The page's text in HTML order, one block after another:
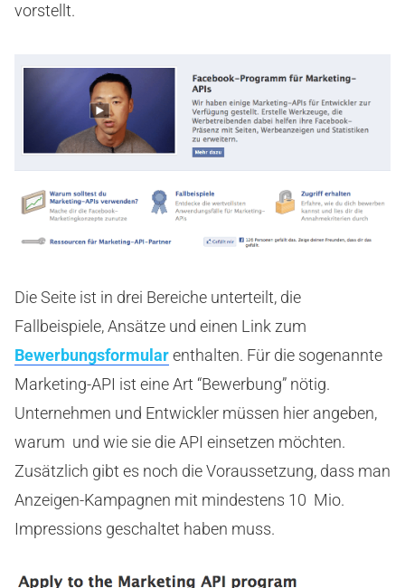
vorstellt.
Die Seite ist in drei Bereiche unterteilt, die
Fallbeispiele, Ansätze und einen Link zum
Bewerbungsformularenthalten. Für die sogenannte
Marketing-API ist eine Art “Bewerbung” nötig.
Unternehmen und Entwickler müssen hier angeben,
warum und wie sie die API einsetzen möchten.
Zusätzlich gibt es noch die Voraussetzung, dass man
Anzeigen-Kampagnen mit mindestens 10 Mio.
Impressions geschaltet haben muss.